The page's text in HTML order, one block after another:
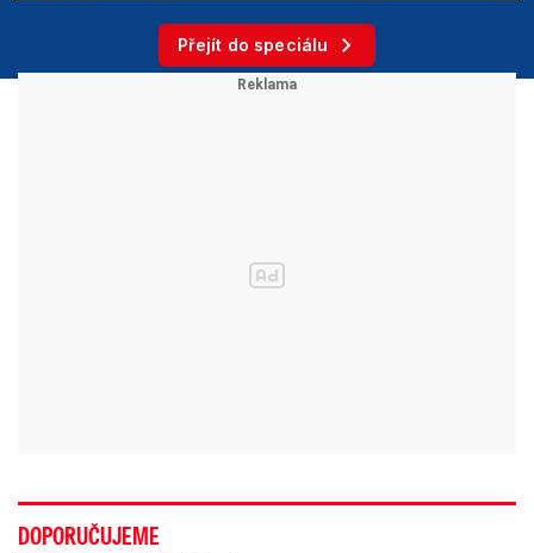
Přejít do speciálu
DOPORUČUJEME